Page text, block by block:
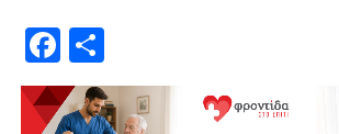
Facebook
Μοιραστείτε